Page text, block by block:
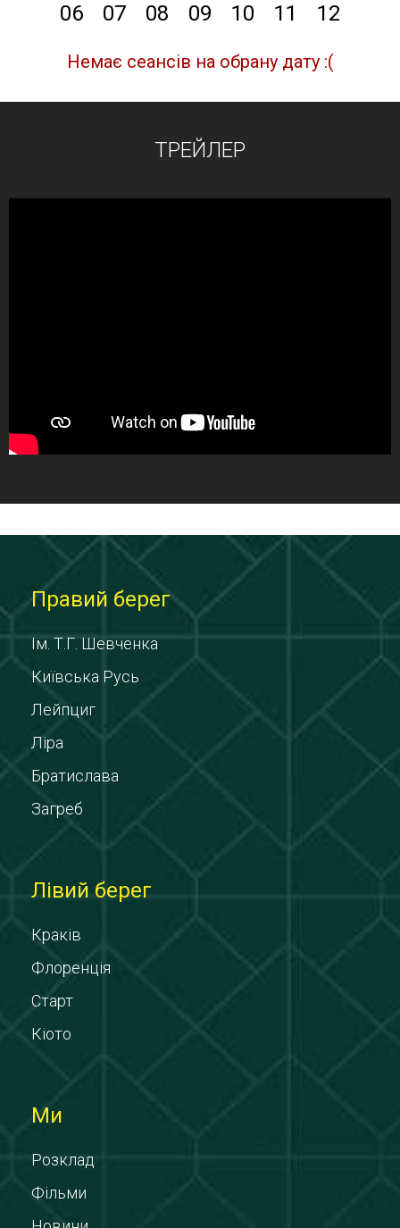
06
07 08 09 10 11 12
Немає сеансів на обрану дату :(
ТРЕЙЛЕР
Правий берег
Ім. Т.Г. Шевченка
Київська Русь
Лейпциг
Ліра
Братислава
Загреб
Лівий берег
Краків
Флоренція
Старт
Кіото
Ми
Розклад
Фільми